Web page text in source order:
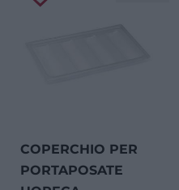
COPERCHIO PER
PORTAPOSATE